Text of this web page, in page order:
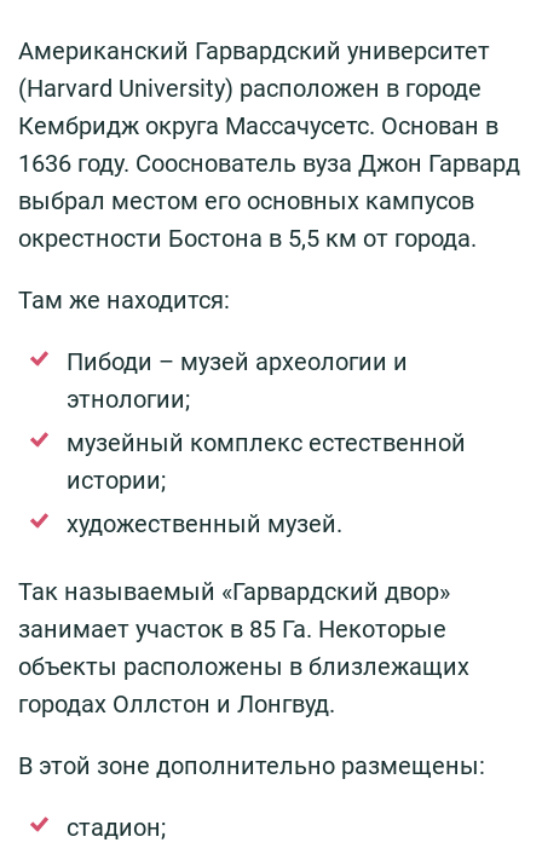
Американский Гарвардский университет
(Harvard University) расположен в городе
Кембридж округа Массачусетс. Основан в
1636 году. Сооснователь вуза Джон Гарвард
выбрал местом его основных кампусов
окрестности Бостона в 5,5 км от города.
Там же находится:
Пибоди – музей археологии и
этнологии;
музейный комплекс естественной
истории;
художественный музей.
Так называемый «Гарвардский двор»
занимает участок в 85 Га. Некоторые
объекты расположены в близлежащих
городах Оллстон и Лонгвуд.
В этой зоне дополнительно размещены:
стадион;